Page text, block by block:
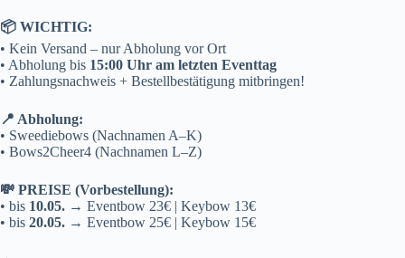
📦 WICHTIG:
• Kein Versand – nur Abholung vor Ort
• Abholung bis 15:00 Uhr am letzten Eventtag
• Zahlungsnachweis + Bestellbestätigung mitbringen!
📍 Abholung:
• Sweediebows (Nachnamen A–K)
• Bows2Cheer4 (Nachnamen L–Z)
💸 PREISE (Vorbestellung):
• bis 10.05. → Eventbow 23€ | Keybow 13€
• bis 20.05. → Eventbow 25€ | Keybow 15€